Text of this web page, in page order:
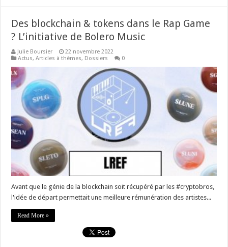
Des blockchain & tokens dans le Rap Game
? L’initiative de Bolero Music
Julie Boursier
22 novembre 2022
Actus,Articles à thèmes, Dossiers 0
Avant que le génie de la blockchain soit récupéré par les #cryptobros,
l'idée de départ permettait une meilleure rémunération des artistes...
Read More »